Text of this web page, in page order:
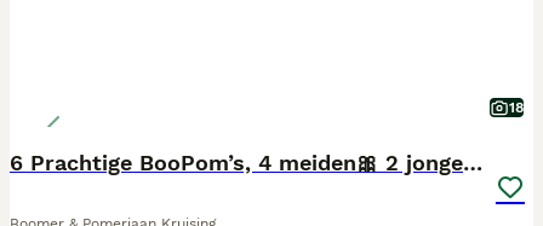
18
6 Prachtige BooPom’s, 4 meiden🎀 2 jongens🧢